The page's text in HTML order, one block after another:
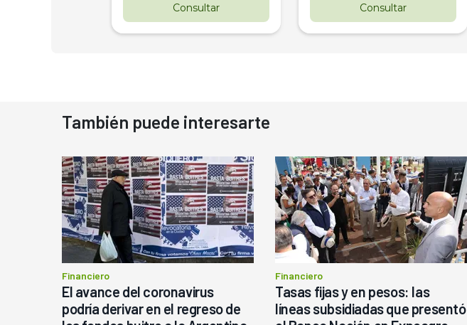
Consultar Consultar
También puede interesarte
Financiero
El avance del coronavirus
podría derivar en el regreso de
Financiero
Tasas fijas y en pesos: las
líneas subsidiadas que presentó